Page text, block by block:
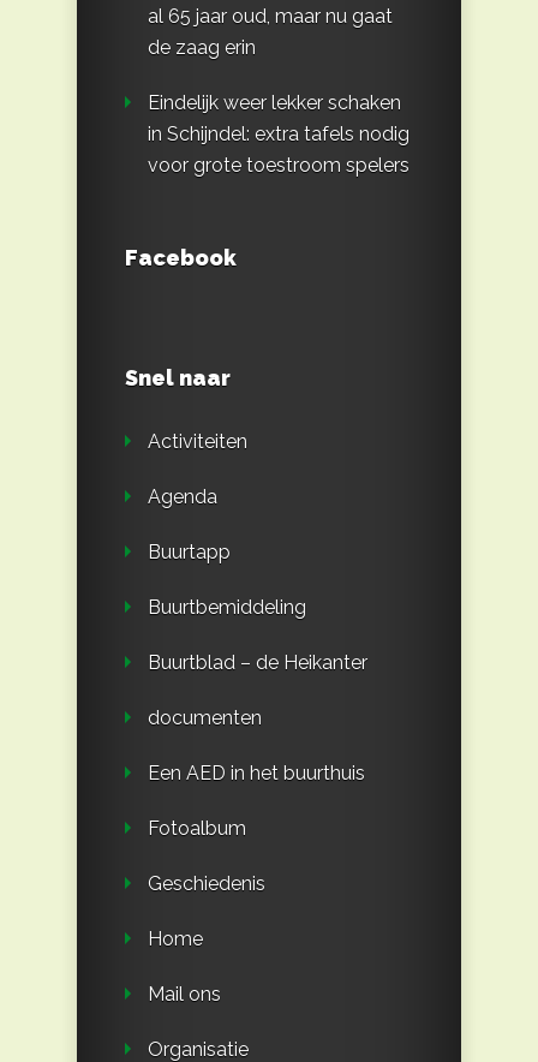
al 65 jaar oud, maar nu gaat
de zaag erin
Eindelijk weer lekker schaken
in Schijndel: extra tafels nodig
voor grote toestroom spelers
Facebook
Snel naar
Activiteiten
Agenda
Buurtapp
Buurtbemiddeling
Buurtblad – de Heikanter
documenten
Een AED in het buurthuis
Fotoalbum
Geschiedenis
Home
Mail ons
Organisatie